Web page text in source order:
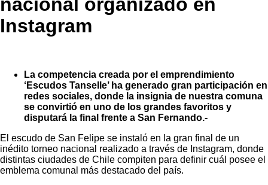
Instagram
La competencia creada por el emprendimiento
‘Escudos Tanselle’ ha generado gran participación en
redes sociales, donde la insignia de nuestra comuna
se convirtió en uno de los grandes favoritos y
disputará la final frente a San Fernando.-
El escudo de San Felipe se instaló en la gran final de un
inédito torneo nacional realizado a través de Instagram, donde
distintas ciudades de Chile compiten para definir cuál posee el
emblema comunal más destacado del país.